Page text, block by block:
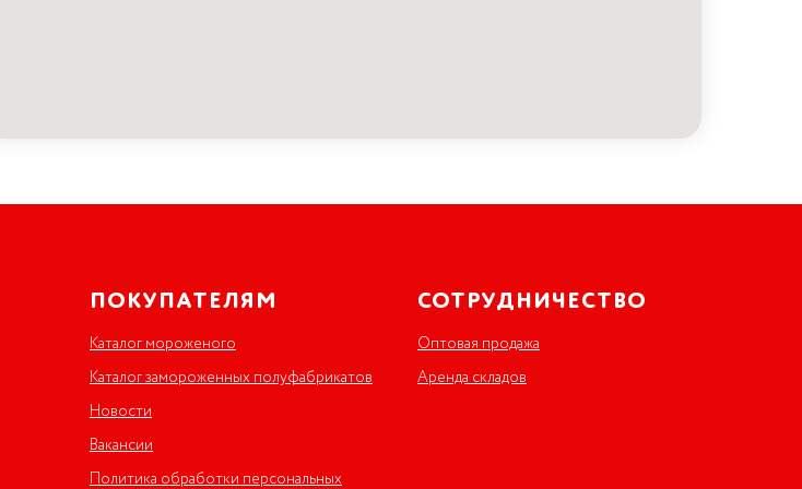
ПОКУПАТЕЛЯМ
Каталог мороженого
Каталог замороженных полуфабрикатов
Новости
Вакансии
Политика обработки персональных
СОТРУДНИЧЕСТВО
Оптовая продажа
Аренда складов